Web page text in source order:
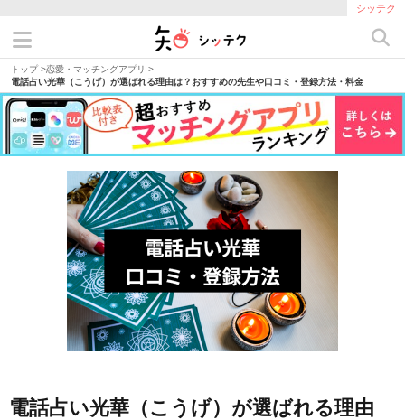
シッテク
トップ>恋愛・マッチングアプリ >
電話占い光華（こうげ）が選ばれる理由は？おすすめの先生や口コミ・登録方法・料金
電話占い光華（こうげ）が選ばれる理由